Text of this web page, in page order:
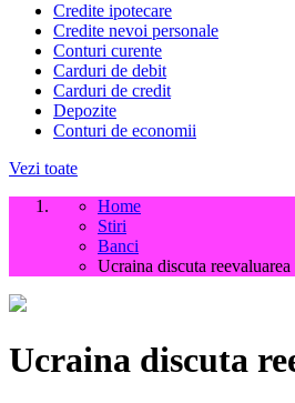
Credite ipotecare
Credite nevoi personale
Conturi curente
Carduri de debit
Carduri de credit
Depozite
Conturi de economii
Vezi toate
Home
Stiri
Banci
Ucraina discuta
Ucraina discuta